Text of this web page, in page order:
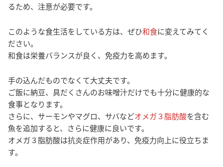
るため、注意が必要です。
このような食生活をしている方は、ぜひ和食に変えてみてく
ださい。
和食は栄養バランスが良く、免疫力を高めます。
手の込んだものでなくて大丈夫です。
ご飯に納豆、具だくさんのお味噌汁だけでも十分に健康的な
食事となります。
さらに、サーモンやマグロ、サバなどオメガ３脂肪酸を含む
魚を追加すると、さらに健康に良いです。
オメガ３脂肪酸は抗炎症作用があり、免疫力向上に役立ちま
す。